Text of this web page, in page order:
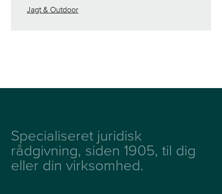
Jagt & Outdoor
Specialiseret juridisk
rådgivning, siden 1905, til dig
eller din virksomhed.